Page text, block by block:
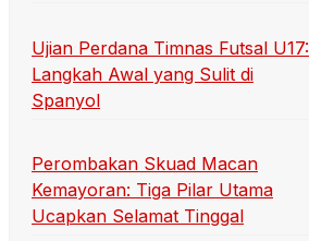
Ujian Perdana Timnas Futsal U17:
Langkah Awal yang Sulit di
Spanyol
Perombakan Skuad Macan
Kemayoran: Tiga Pilar Utama
Ucapkan Selamat Tinggal